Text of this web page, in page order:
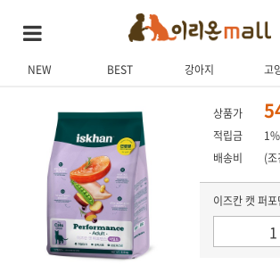
NEW BEST 강아지 고
상품가
적립금
1%
배송비
(조
이즈칸 캣 퍼